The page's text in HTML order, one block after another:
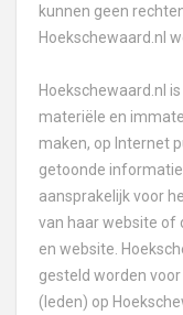
kunnen geen
Hoekschewaard.nl
Hoekschewaard.nl
materiële en
maken, op Internet
getoonde
aansprakelijk voor
van haar website of
en website.
gesteld worden
(leden) op